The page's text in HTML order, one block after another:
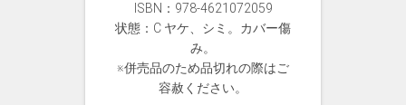
ISBN：978-4621072059
状態：C ヤケ、シミ。カバー傷
み。
※併売品のため品切れの際はご
容赦ください。